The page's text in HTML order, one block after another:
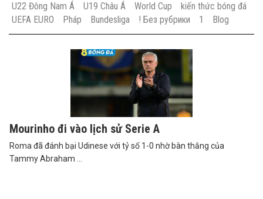
U22 Đông Nam Á
U19 Châu Á World Cup
kiến thức bóng đá
UEFA EURO
Pháp Bundesliga ! Без рубрики 1 Blog
Mourinho đi vào lịch sử Serie A
Roma đã đánh bại Udinese với tỷ số 1-0 nhờ bàn thắng của
Tammy Abraham ...